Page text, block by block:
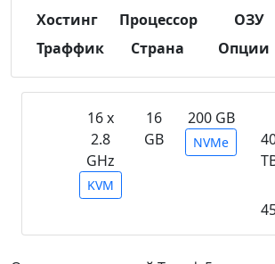
Хостинг Процессор ОЗУ
Траффик
Страна Опции
16 х
2.8
GHz
KVM
16
GB
200 GB
NVMe